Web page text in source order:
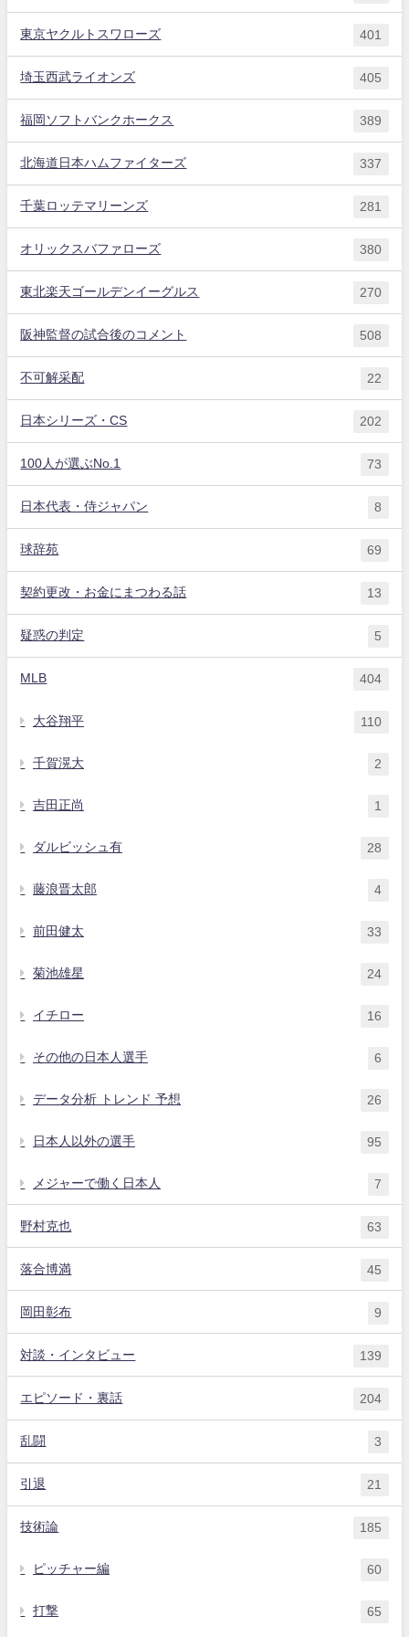
東京ヤクルトスワローズ 401
埼玉西武ライオンズ 405
福岡ソフトバンクホークス 389
北海道日本ハムファイターズ 337
千葉ロッテマリーンズ 281
オリックスバファローズ 380
東北楽天ゴールデンイーグルス 270
阪神監督の試合後のコメント 508
不可解采配 22
日本シリーズ・CS 202
100人が選ぶNo.1 73
日本代表・侍ジャパン 8
球辞苑 69
契約更改・お金にまつわる話 13
疑惑の判定 5
MLB 404
大谷翔平 110
千賀滉大 2
吉田正尚 1
ダルビッシュ有 28
藤浪晋太郎 4
前田健太 33
菊池雄星 24
イチロー 16
その他の日本人選手 6
データ分析 トレンド 予想 26
日本人以外の選手 95
メジャーで働く日本人 7
野村克也 63
落合博満 45
岡田彰布 9
対談・インタビュー 139
エピソード・裏話 204
乱闘 3
引退 21
技術論 185
ピッチャー編 60
打撃 65